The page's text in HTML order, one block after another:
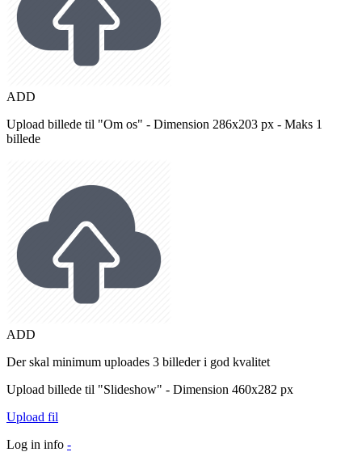
ADD
Upload billede til "Om os" - Dimension 286x203 px - Maks 1
billede
ADD
Der skal minimum uploades 3 billeder i god kvalitet
Upload billede til "Slideshow" - Dimension 460x282 px
Upload fil
Log in info -